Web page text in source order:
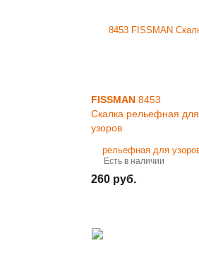
FISSMAN 8453
Скалка рельефная для
узоров
Есть в наличии
260 руб.